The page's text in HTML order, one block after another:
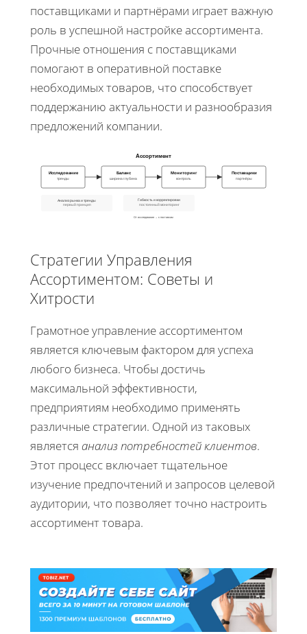
поставщиками и партнёрами играет важную
роль в успешной настройке ассортимента.
Прочные отношения с поставщиками
помогают в оперативной поставке
необходимых товаров, что способствует
поддержанию актуальности и разнообразия
предложений компании.
Ассортимент
Исследование
тренды
Баланс
ширина глубина
Мониторинг
контроль
Поставщики
партнёры
Анализ рынка и тренды
первый принцип
Гибкость и корректировки
постоянный мониторинг
От исследования → к поставкам
Стратегии Управления
Ассортиментом: Советы и
Хитрости
Грамотное управление ассортиментом
является ключевым фактором для успеха
любого бизнеса. Чтобы достичь
максимальной эффективности,
предприятиям необходимо применять
различные стратегии. Одной из таковых
является анализ потребностей клиентов.
Этот процесс включает тщательное
изучение предпочтений и запросов целевой
аудитории, что позволяет точно настроить
ассортимент товара.